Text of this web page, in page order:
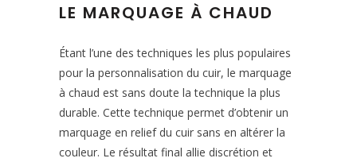
LE MARQUAGE À CHAUD
Étant l’une des techniques les plus populaires
pour la personnalisation du cuir, le marquage
à chaud est sans doute la technique la plus
durable. Cette technique permet d’obtenir un
marquage en relief du cuir sans en altérer la
couleur. Le résultat final allie discrétion et